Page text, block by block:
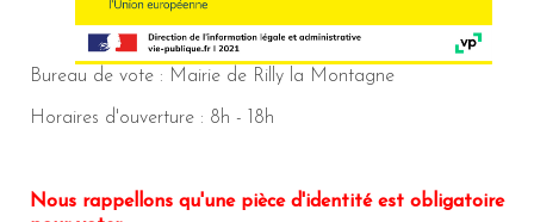
Bureau de vote : Mairie de Rilly la Montagne
Horaires d'ouverture : 8h - 18h
Nous rappellons qu'une pièce d'identité est obligatoire